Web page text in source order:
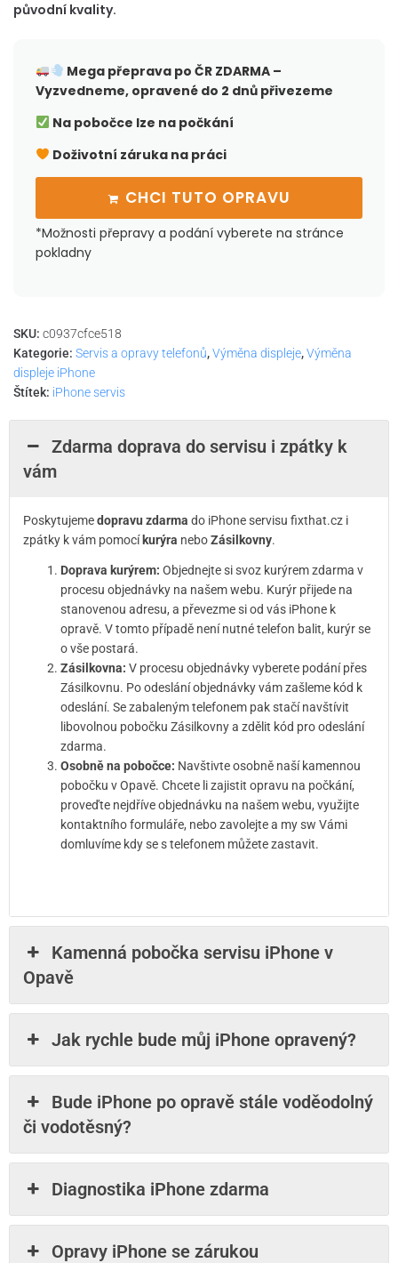
původní kvality.
Mega přeprava po ČRZDARMA –
Vyzvedneme, opravené do 2 dnů přivezeme
Na pobočce lze na počkání
Doživotní záruka na práci
CHCI TUTO OPRAVU
*Možnosti přepravy a podání vyberete na stránce
pokladny
SKU: c0937cfce518
Kategorie: Servis a opravy telefonů,Výměna displeje,Výměna
displeje iPhone
Štítek: iPhone servis
Zdarma doprava do servisu i zpátky k
vám
Poskytujemedopravu zdarma do iPhone servisu fixthat.cz i
zpátky k vám pomocí kurýra neboZásilkovny.
Doprava kurýrem: Objednejte si svoz kurýrem zdarma v
procesu objednávky na našem webu. Kurýr přijede na
stanovenou adresu, a převezme si od vás iPhone k
opravě. V tomto případě není nutné telefon balit, kurýr se
o vše postará.
Zásilkovna: V procesu objednávky vyberete podání přes
Zásilkovnu. Po odeslání objednávky vám zašleme kód k
odeslání. Se zabaleným telefonem pak stačí navštívit
libovolnou pobočku Zásilkovny a zdělit kód pro odeslání
zdarma.
Osobně na pobočce: Navštivte osobně naší kamennou
pobočku v Opavě. Chcete li zajistit opravu na počkání,
proveďte nejdříve objednávku na našem webu, využijte
kontaktního formuláře, nebo zavolejte a my sw Vámi
domluvíme kdy se s telefonem můžete zastavit.
Kamenná pobočka servisu iPhone v
Opavě
Jak rychle bude můj iPhone opravený?
Bude iPhone po opravě stále voděodolný
či vodotěsný?
Diagnostika iPhone zdarma
Opravy iPhone se zárukou